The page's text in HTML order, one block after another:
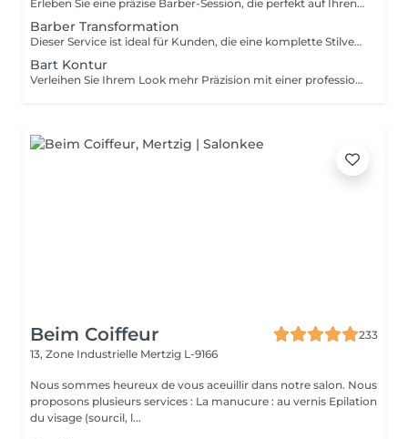
Erleben Sie eine präzise Barber-Session, die perfekt auf Ihren persönlichen Stil abgestimmt ist. Von sauberen Fades bis zu klassischen Schnitten wird jedes Detail sorgfältig ausgearbeitet. Zum Abschluss wird das Haar professionell gestylt, damit Ihr Look gepflegt, modern und leicht zu tragen bleibt.
Barber Transformation
Dieser Service ist ideal für Kunden, die eine komplette Stilveränderung wünschen, besonders beim Übergang von längeren Haaren zu einem kürzeren, strukturierten Look. Ihr Barber nimmt sich Zeit für eine persönliche Beratung, gestaltet den neuen Haarschnitt individuell und zeigt Ihnen, wie Sie Ihren neuen Look auch zu Hause optimal stylen können.
Bart Kontur
Verleihen Sie Ihrem Look mehr Präzision mit einer professionellen Bartkontur. Der Bart wird sauber getrimmt, in Form gebracht und exakt definiert. Durch präzise Konturen und sorgfältige Detailarbeit wird Ihre natürliche Gesichtsstruktur optimal betont und ein gepflegtes, klares Ergebnis erzielt.
Beim Coiffeur
233
13, Zone Industrielle Mertzig L-9166
Nous sommes heureux de vous aceuillir dans notre salon. Nous
proposons plusieurs services : La manucure : au vernis Epilation
du visage (sourcil, l...